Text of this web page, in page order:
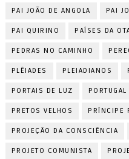
PAI JOÃO DE ANGOLA PAI
PAI QUIRINO PAÍSES DA
PEDRAS NO CAMINHO
PLÊIADES PLEIADIANOS
PORTAIS DE LUZ PORTUGAL
PRETOS VELHOS PRÍNCIPE
PROJEÇÃO DA CONSCIÊNCIA
PROJETO COMUNISTA